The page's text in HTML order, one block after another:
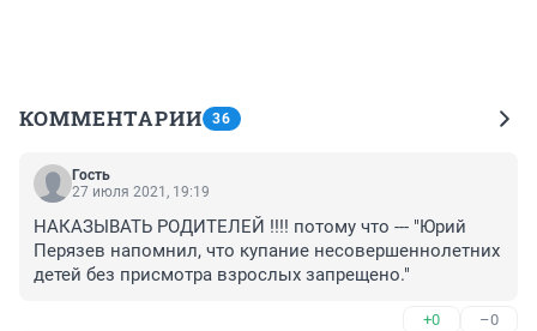
КОММЕНТАРИИ 36
Гость
27 июля 2021, 19:19
НАКАЗЫВАТЬ РОДИТЕЛЕЙ !!!! потому что --- "Юрий
Перязев напомнил, что купание несовершеннолетних
детей без присмотра взрослых запрещено."
+0 –0